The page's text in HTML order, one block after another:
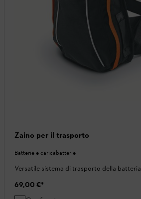
Zaino per il trasporto
Batterie e caricabatterie
Versatile sistema di trasporto della batteria
69,00 €*